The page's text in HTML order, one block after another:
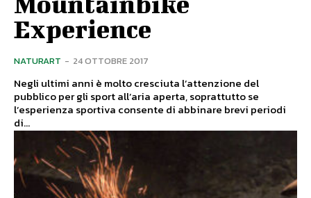
Experience
NATURART - 24 OTTOBRE 2017
Negli ultimi anni è molto cresciuta l’attenzione del
pubblico per gli sport all’aria aperta, soprattutto se
l’esperienza sportiva consente di abbinare brevi periodi
di...